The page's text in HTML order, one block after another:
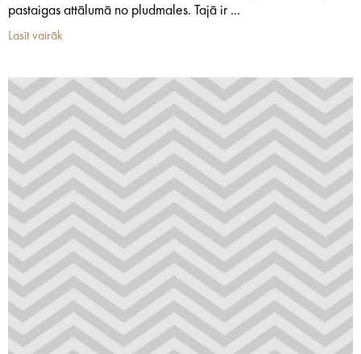
pastaigas attālumā no pludmales. Tajā ir ...
Lasīt vairāk